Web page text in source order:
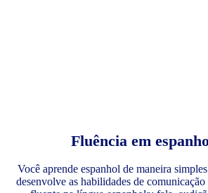
Fluência em
Você aprende espanhol de maneira
desenvolve as habilidades de comunicação